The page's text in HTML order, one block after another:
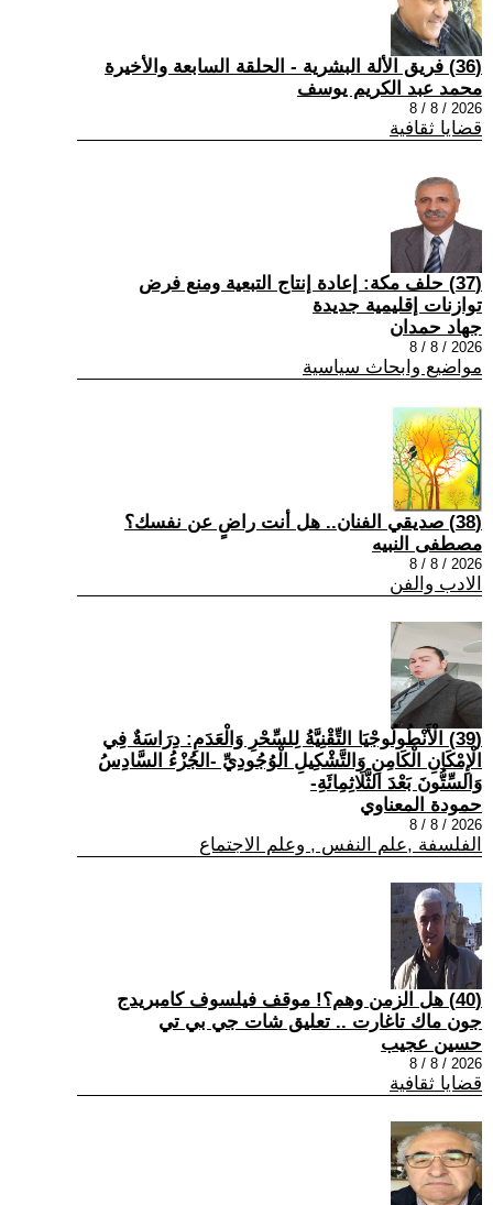
(36) فريق الألة البشرية - الحلقة السابعة والأخيرة
محمد عبد الكريم يوسف
2026 / 8 / 8
قضايا ثقافية
(37) حلف مكة: إعادة إنتاج التبعية ومنع فرض
توازنات إقليمية جديدة
جهاد حمدان
2026 / 8 / 8
مواضيع وابحاث سياسية
(38) صديقي الفنان.. هل أنت راضٍ عن نفسك؟
مصطفى النبيه
2026 / 8 / 8
الادب والفن
(39) الْأَنْطُولُوجْيَا التِّقْنِيَّةُ لِلسِّحْرِ وَالْعَدَمِ: دِرَاسَةٌ فِي
الْإِمْكَانِ الْكَامِنِ وَالتَّشْكِيلِ الْوُجُودِيِّ -الجُزْءُ السَّادِسُ
وَالسِّتُّونَ بَعْدَ الثَّلَاثِمِائَةِ-
حمودة المعناوي
2026 / 8 / 8
الفلسفة ,علم النفس , وعلم الاجتماع
(40) هل الزمن وهم؟! موقف فيلسوف كامبريدج
جون ماك تاغارت .. تعليق شات جي بي تي
حسين عجيب
2026 / 8 / 8
قضايا ثقافية